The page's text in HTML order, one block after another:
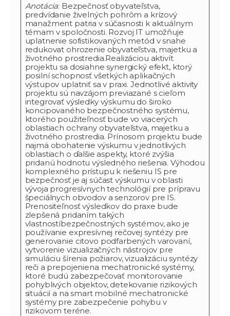
Anotácia: Bezpečnosť obyvateľstva,
predvídanie živelných pohrôm a krízový
manažment patria v súčasnosti k aktuálnym
témam v spoločnosti. Rozvoj IT umožňuje
uplatnenie sofistikovaných metód v snahe
redukovat ohrozenie obyvateľstva, majetku a
životného prostredia.Realizáciou aktivít
projektu sa dosiahne synergický efekt, ktorý
posilní schopnosť všetkých aplikačných
výstupov uplatniť sa v praxi. Jednotlivé aktivity
projektu sú navzájom previazané s cieľom
integrovať výsledky výskumu do široko
koncipovaného bezpečnostného systému,
ktorého použiteľnosť bude vo viacerých
oblastiach ochrany obyvateľstva, majetku a
životného prostredia. Prínosom projektu bude
najmä obohatenie výskumu v jednotlivých
oblastiach o ďalšie aspekty, ktoré zvýšia
pridanú hodnotu výsledného riešenia. Výhodou
komplexného prístupu k riešeniu IS pre
bezpečnosť je aj súčast výskumu v oblasti
vývoja progresívnych technológií pre prípravu
špeciálnych obvodov a senzorov pre IS.
Prenositeľnosť výsledkov do praxe bude
zlepšená pridaním takých
vlastnostíbezpečnostných systémov, ako je
používanie expresívnej rečovej syntézy pre
generovanie citovo podfarbených varovaní,
vytvorenie vizualizačných nástrojov pre
simuláciu šírenia požiarov, vizualizáciu syntézy
reči a prepojeniena mechatronické systémy,
ktoré budú zabezpečovať monitorovanie
pohyblivých objektov, detekovanie rizikových
situácií a na smart mobilné mechatronické
systémy pre zabezpečenie pohybu v
rizikovom teréne.